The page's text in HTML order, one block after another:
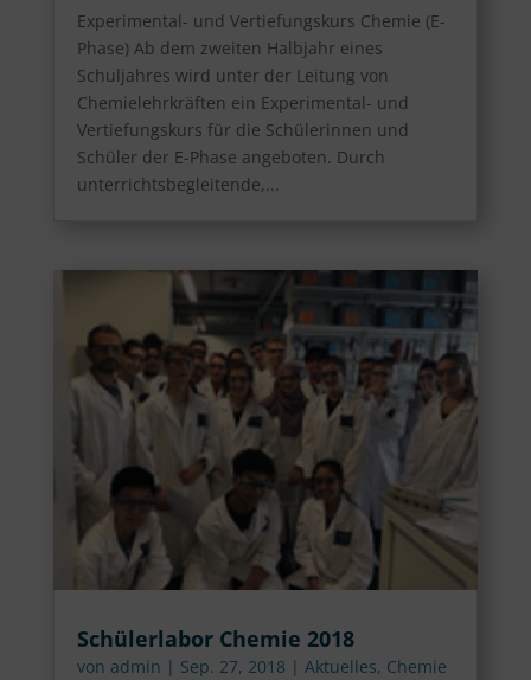
Experimental- und Vertiefungskurs Chemie (E-
Phase) Ab dem zweiten Halbjahr eines
Schuljahres wird unter der Leitung von
Chemielehrkräften ein Experimental- und
Vertiefungskurs für die Schülerinnen und
Schüler der E-Phase angeboten. Durch
unterrichtsbegleitende,...
Schülerlabor Chemie 2018
von admin | Sep. 27, 2018 | Aktuelles, Chemie